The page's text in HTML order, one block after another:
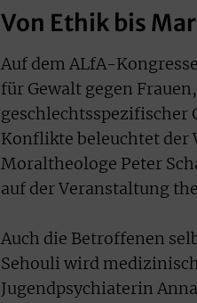
Von Ethik bis
Auf dem ALfA-
für Gewalt gegen
geschlechtsspezifischer
Konflikte beleuchtet der
Moraltheologe Peter
auf der Veranstaltung
Auch die Betroffenen
Sehouli wird
Jugendpsychiaterin